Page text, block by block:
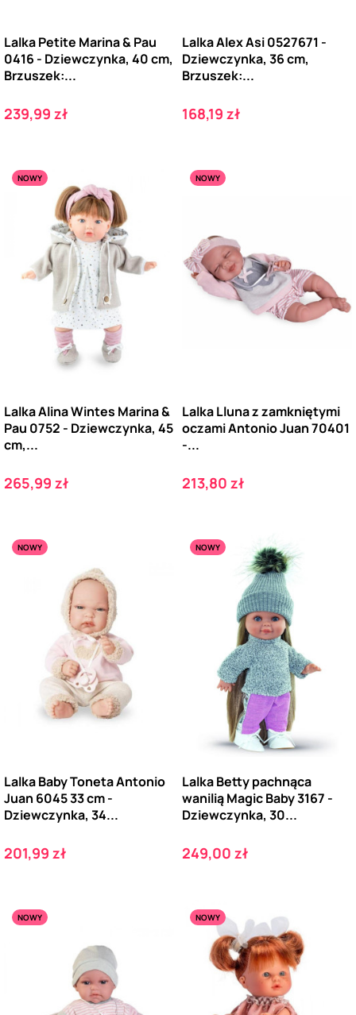
Lalka Petite Marina & Pau
0416 - Dziewczynka, 40 cm,
Brzuszek:...
Cena
239,99 zł
Lalka Alex Asi 0527671 -
Dziewczynka, 36 cm,
Brzuszek:...
Cena
168,19 zł
NOWY
Lalka Alina Wintes Marina &
Pau 0752 - Dziewczynka, 45
cm,...
Cena
265,99 zł
NOWY
Lalka Lluna z zamkniętymi
oczami Antonio Juan 70401
-...
Cena
213,80 zł
NOWY
Lalka Baby Toneta Antonio
Juan 6045 33 cm -
Dziewczynka, 34...
Cena
201,99 zł
NOWY
Lalka Betty pachnąca
wanilią Magic Baby 3167 -
Dziewczynka, 30...
Cena
249,00 zł
NOWY NOWY